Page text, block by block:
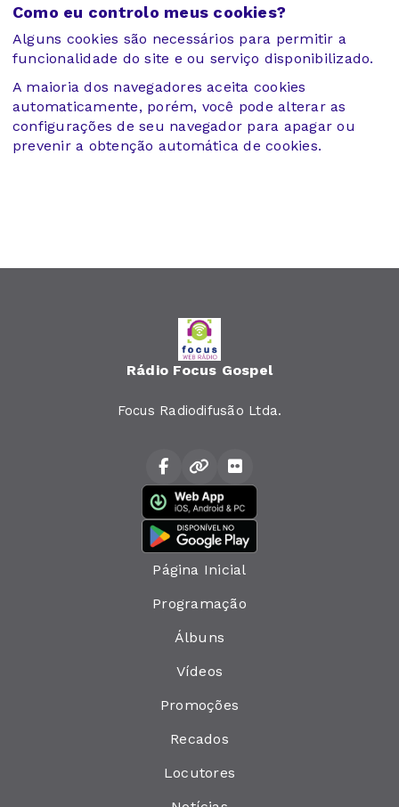
Como eu controlo meus cookies?
Alguns cookies são necessários para permitir a
funcionalidade do site e ou serviço disponibilizado.
A maioria dos navegadores aceita cookies
automaticamente, porém, você pode alterar as
configurações de seu navegador para apagar ou
prevenir a obtenção automática de cookies.
Rádio Focus Gospel
Focus Radiodifusão Ltda.
Página Inicial
Programação
Álbuns
Vídeos
Promoções
Recados
Locutores